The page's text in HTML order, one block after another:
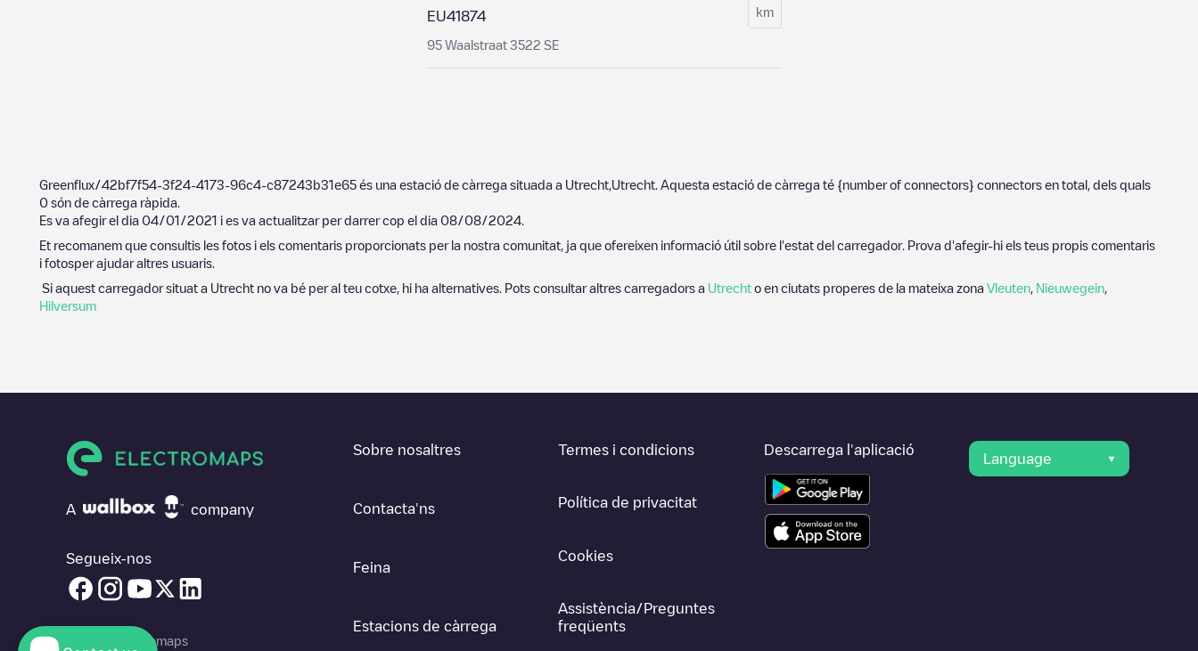
EU41874
95 Waalstraat 3522 SE
km
Greenflux/42bf7f54-3f24-4173-96c4-c87243b31e65 és una estació de càrrega situada a Utrecht Utrecht . Aquesta estació de càrrega té {number of connectors} connectors en total, dels quals
0 són de càrrega ràpida.
Es va afegir el dia 04/01/2021 i es va actualitzar per darrer cop el dia 08/08/2024
Et recomanem que consultis les fotos i els comentaris proporcionats per la nostra comunitat, ja que ofereixen informació útil sobre l'estat del carregador. Prova d'afegir-hi els teus propis comentaris
i fotosper ajudar altres usuaris.
Si aquest carregador situat a Utrecht no va bé per al teu cotxe, hi ha alternatives. Pots consultar altres carregadors a Utrecht o en ciutats properes de la mateixa zona Vleuten Nieuwegein
Hilversum
A company
Segueix-nos
© 2026 Electromaps
Sobre nosaltres
Contacta'ns
Feina
Estacions de càrrega
Termes i condicions
Política de privacitat
Cookies
Assistència/Preguntes
freqüents
Descarrega l'aplicació
Language